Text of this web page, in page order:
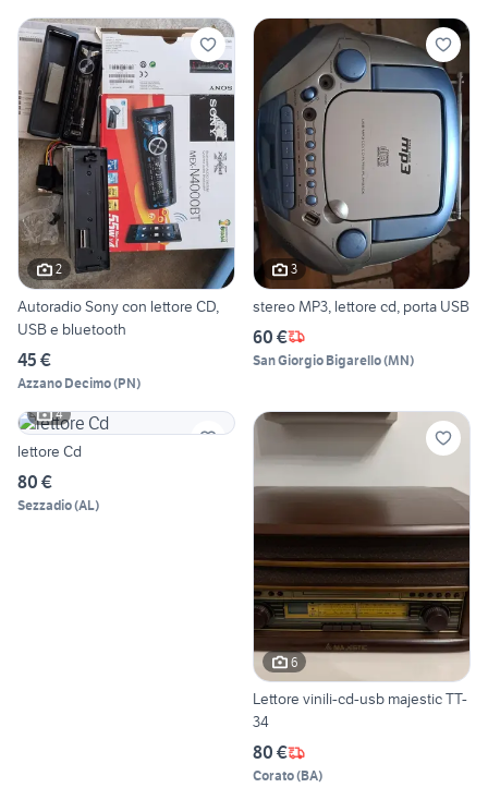
2
Autoradio Sony con lettore CD,
USB e bluetooth
45 €
Azzano Decimo(PN)
3
stereo MP3, lettore cd, porta USB
60 €
San Giorgio Bigarello(MN)
4
lettore Cd
80 €
Sezzadio(AL)
6
Lettore vinili-cd-usb majestic TT-
34
80 €
Corato(BA)